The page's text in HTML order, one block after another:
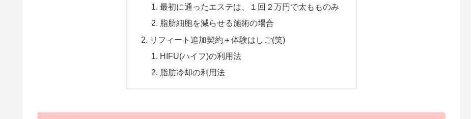
最初に通ったエステは、１回２万円で太もものみ
脂肪細胞を減らせる施術の場合
リフィート追加契約＋体験はしご(笑)
HIFU(ハイフ)の利用法
脂肪冷却の利用法